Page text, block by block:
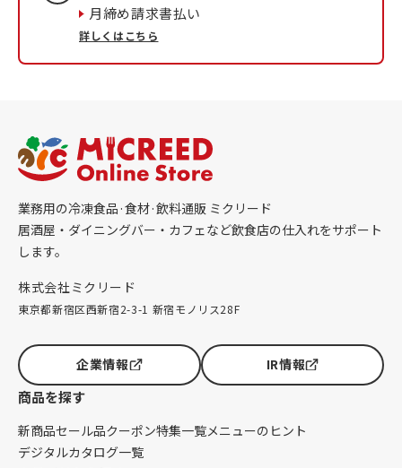
月締め請求書払い
詳しくはこちら
業務用の冷凍食品·食材·飲料通販 ミクリード
居酒屋・ダイニングバー・カフェなど飲食店の仕入れをサポート
します。
株式会社ミクリード
東京都新宿区西新宿2-3-1 新宿モノリス28F
企業情報 IR情報
商品を探す
新商品セール品クーポン特集一覧メニューのヒント
デジタルカタログ一覧